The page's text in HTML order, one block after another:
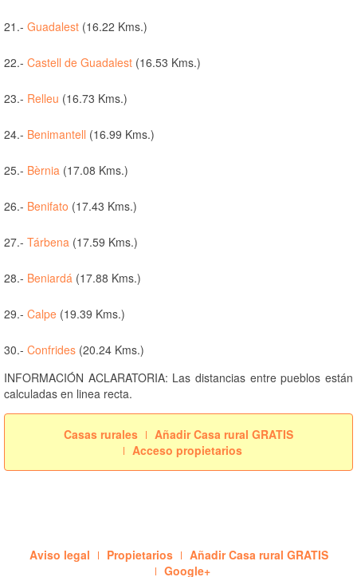
21.- Guadalest (16.22 Kms.)
22.- Castell de Guadalest (16.53 Kms.)
23.- Relleu (16.73 Kms.)
24.- Benimantell (16.99 Kms.)
25.- Bèrnia (17.08 Kms.)
26.- Benifato (17.43 Kms.)
27.- Tárbena (17.59 Kms.)
28.- Beniardá (17.88 Kms.)
29.- Calpe (19.39 Kms.)
30.- Confrides (20.24 Kms.)
INFORMACIÓN ACLARATORIA: Las distancias entre pueblos están
calculadas en linea recta.
Casas rurales
Añadir Casa rural GRATIS
Acceso propietarios
Aviso legal Propietarios
Añadir Casa rural GRATIS
Google+